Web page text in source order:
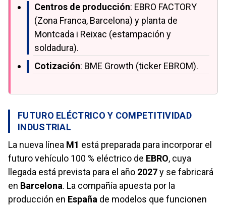
Centros de producción: EBRO FACTORY
(Zona Franca, Barcelona) y planta de
Montcada i Reixac (estampación y
soldadura).
Cotización: BME Growth (ticker EBROM).
FUTURO ELÉCTRICO Y COMPETITIVIDAD
INDUSTRIAL
La nueva línea M1 está preparada para incorporar el
futuro vehículo 100 % eléctrico de EBRO, cuya
llegada está prevista para el año 2027y se fabricará
en Barcelona. La compañía apuesta por la
producción en España de modelos que funcionen